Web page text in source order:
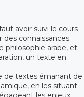
avoir suivi le cours
des connaissances
philosophie arabe, et
un texte en
de textes émanant de
en les situant